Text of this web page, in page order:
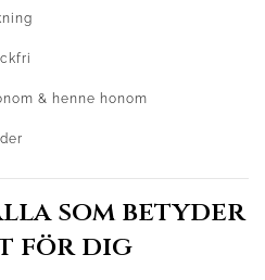
& henne honom
som betyder
för dig